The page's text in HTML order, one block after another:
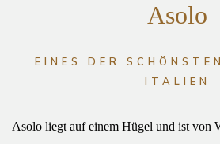
Asolo
EINES DER
ITALIEN
Asolo liegt auf einem Hügel und ist von